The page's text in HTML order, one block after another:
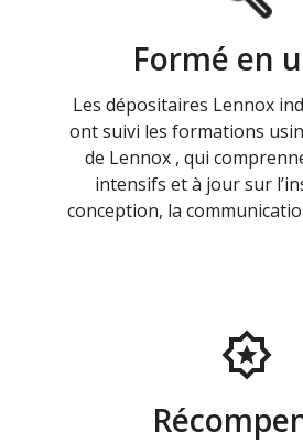
Formé en
Les dépositaires Lennox
ont suivi les formations
de Lennox , qui
intensifs et à jour sur
conception, la